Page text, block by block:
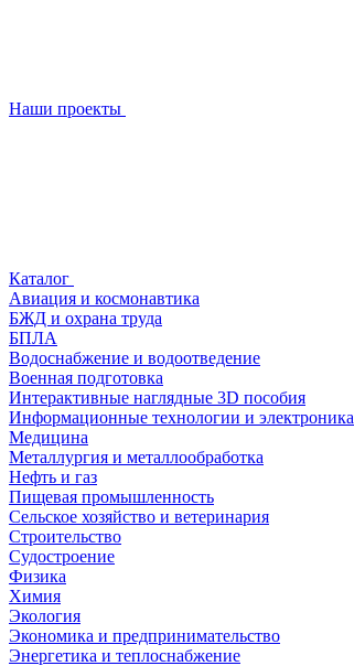
Наши проекты
Каталог
Авиация и космонавтика
БЖД и охрана труда
БПЛА
Водоснабжение и водоотведение
Военная подготовка
Интерактивные наглядные 3D пособия
Информационные технологии и электроника
Медицина
Металлургия и металлообработка
Нефть и газ
Пищевая промышленность
Сельское хозяйство и ветеринария
Строительство
Судостроение
Физика
Химия
Экология
Экономика и предпринимательство
Энергетика и теплоснабжение